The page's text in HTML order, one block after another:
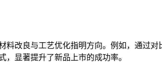
改良与工艺优化指明方向。例如，通过
显著提升了新品上市的成功率。